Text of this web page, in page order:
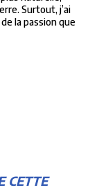
Surtout, j’ai
la passion que
CETTE